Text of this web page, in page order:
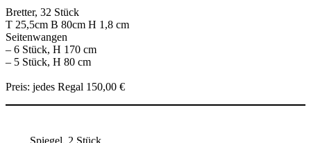
Bretter, 32 Stück
T 25,5cm B 80cm H 1,8 cm
Seitenwangen
– 6 Stück, H 170 cm
– 5 Stück, H 80 cm
Preis: jedes Regal 150,00 €
Spiegel, 2 Stück